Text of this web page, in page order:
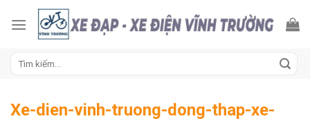
Xe-dien-vinh-truong-dong-thap-xe-